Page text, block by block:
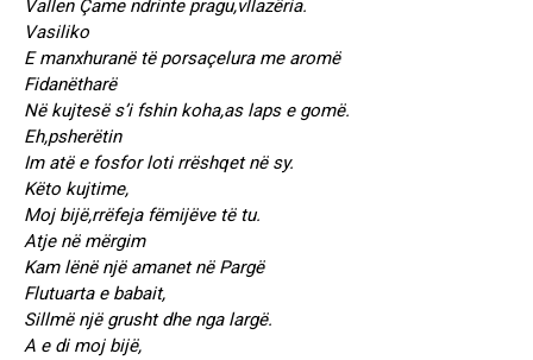
Vallen Çame ndrinte pragu,vllazëria.
Vasiliko
E manxhuranë të porsaçelura me aromë
Fidanëtharë
Në kujtesë s’i fshin koha,as laps e gomë.
Eh,psherëtin
Im atë e fosfor loti rrëshqet në sy.
Këto kujtime,
Moj bijë,rrëfeja fëmijëve të tu.
Atje në mërgim
Kam lënë një amanet në Pargë
Flutuarta e babait,
Sillmë një grusht dhe nga largë.
A e di moj bijë,